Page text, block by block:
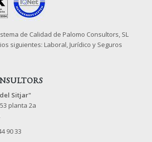
de Calidad de Palomo Consultors, SL
siguientes: Laboral, Jurídico y Seguros
Sitjar"
planta 2a
90 33